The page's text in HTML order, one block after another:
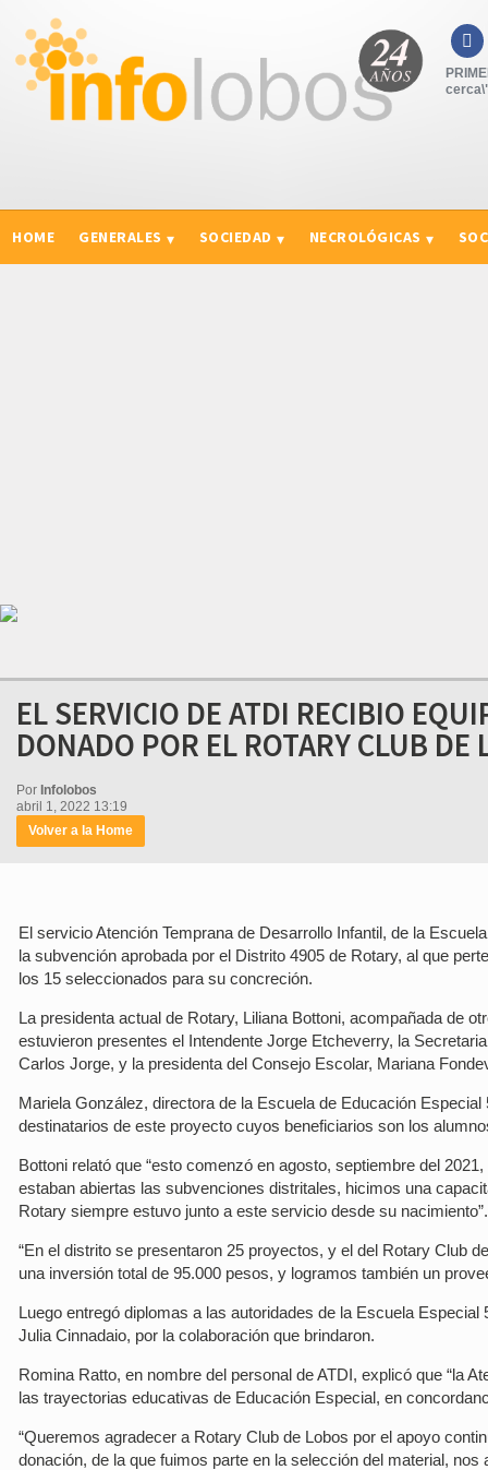

HOME GENERALES SOCIEDAD NECROLÓGICAS
EL SERVICIO DE ATDI RECIBIO
DONADO POR EL ROTARY CLUB DE
Por Infolobos
abril 1, 2022 13:19
Volver a la Home
El servicio Atención Temprana de Desarrollo Infantil, de la
la subvención aprobada por el Distrito 4905 de Rotary, al que
los 15 seleccionados para su concreción.
La presidenta actual de Rotary, Liliana Bottoni, acompañada de
estuvieron presentes el Intendente Jorge Etcheverry, la
Carlos Jorge, y la presidenta del Consejo Escolar, Mariana
Mariela González, directora de la Escuela de Educación
destinatarios de este proyecto cuyos beneficiarios son los
Bottoni relató que “esto comenzó en agosto, septiembre del
estaban abiertas las subvenciones distritales, hicimos una
Rotary siempre estuvo junto a este servicio desde su nacimiento”.
“En el distrito se presentaron 25 proyectos, y el del Rotary Club
una inversión total de 95.000 pesos, y logramos también un
Luego entregó diplomas a las autoridades de la Escuela
Julia Cinnadaio, por la colaboración que brindaron.
Romina Ratto, en nombre del personal de ATDI, explicó que “la
las trayectorias educativas de Educación Especial, en
“Queremos agradecer a Rotary Club de Lobos por el apoyo
donación, de la que fuimos parte en la selección del material,